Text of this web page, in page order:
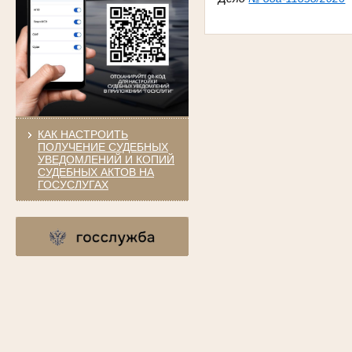
КАК НАСТРОИТЬ
ПОЛУЧЕНИЕ СУДЕБНЫХ
УВЕДОМЛЕНИЙ И КОПИЙ
СУДЕБНЫХ АКТОВ НА
ГОСУСЛУГАХ